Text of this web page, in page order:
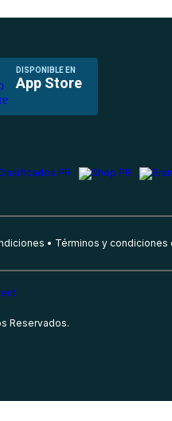
DISPONIBLE EN
App Store
Términos y condiciones
Reservados.